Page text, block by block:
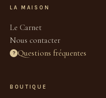
LA MAISON
Le Carnet
Nous contacter
? Questions fréquentes
BOUTIQUE